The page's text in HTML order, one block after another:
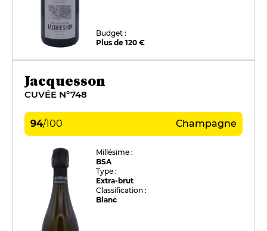
Budget :
Plus de 120 €
Jacquesson
CUVÉE N°748
94/100 Champagne
Millésime :
BSA
Type :
Extra-brut
Classification :
Blanc